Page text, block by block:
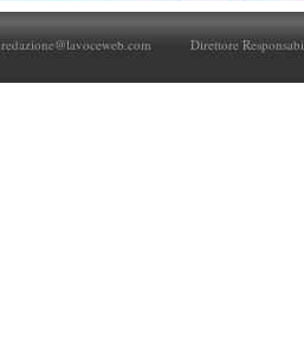
redazione@lavoceweb.com Direttore